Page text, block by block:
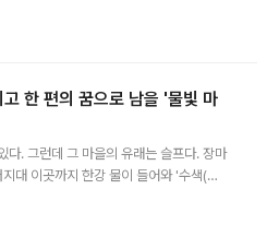
지'는 현상을 넘어, 시간과 공간을 쥐락펴
갇힌 사람들은 그들의 불가능한 현실의
치 동굴 속과 같은 그 곳에서, 현실을 돌파
사람들이 찾아든 극장에서 가장 인기있는
한 편의 꿈으로 남을 '물빛 마
다. 그런데 그 마을의 유래는 슬프다. 장마
대 이곳까지 한강 물이 들어와 '수색(水
이다. 2005년 뉴타운 개발에 합류했지